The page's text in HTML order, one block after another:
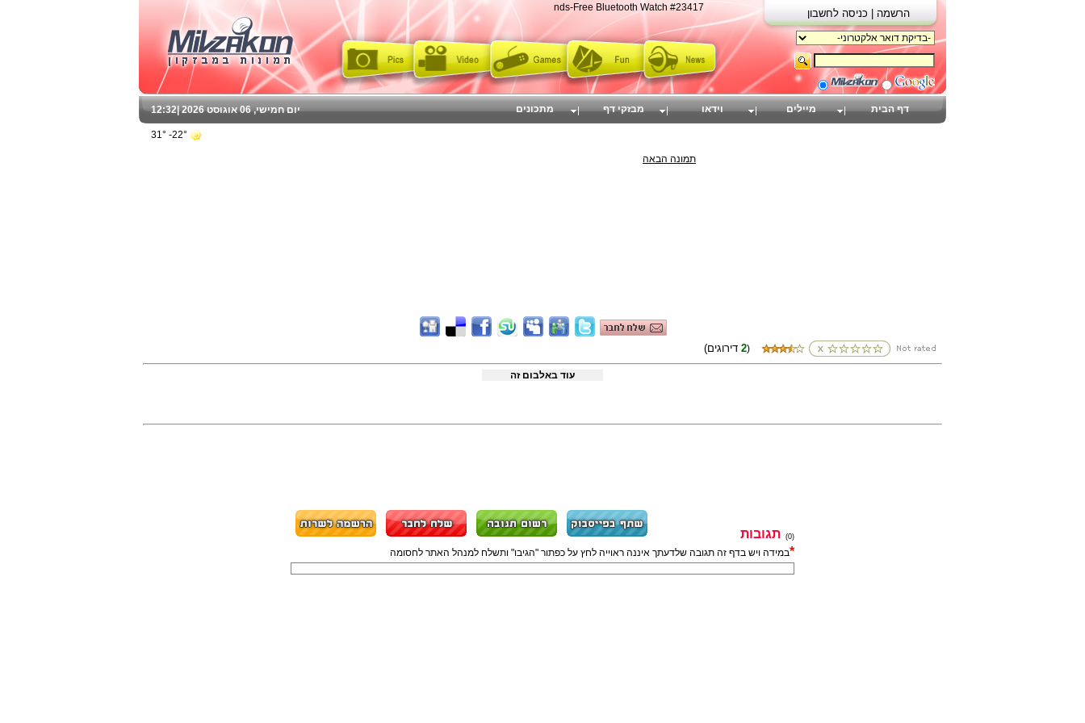
nds-Free Bluetooth Watch #23417
תמונה הבאה
2)
עוד באלבום זה
(0)
תגובות
*במידה ויש בדף זה תגובה שלדעתך איננה ראוייה לחץ על כפתור "הגיבו" ותשלח למנהל האתר לחסומה
12:32 יום חמישי, 06 אוגוסט 2026 | דף הבית מיילים וידאו מבזקי דף מתכונים
22°- 31°
הרשמה | כניסה לחשבון